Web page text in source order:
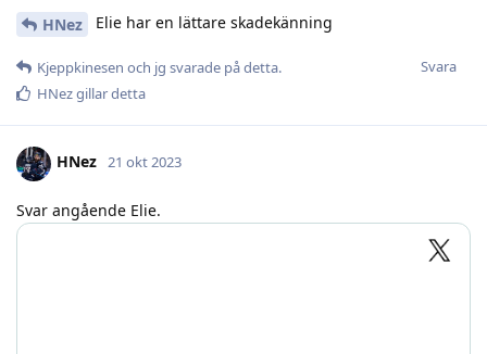
HNez Elie har en lättare skadekänning
Svara
Kjeppkinesen och jg svarade på detta.
HNezgillar detta
HNez 21 okt 2023
Svar angående Elie.